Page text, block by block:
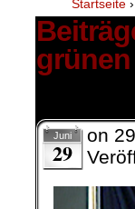
Startseite ›
grünen
Juni
29
on